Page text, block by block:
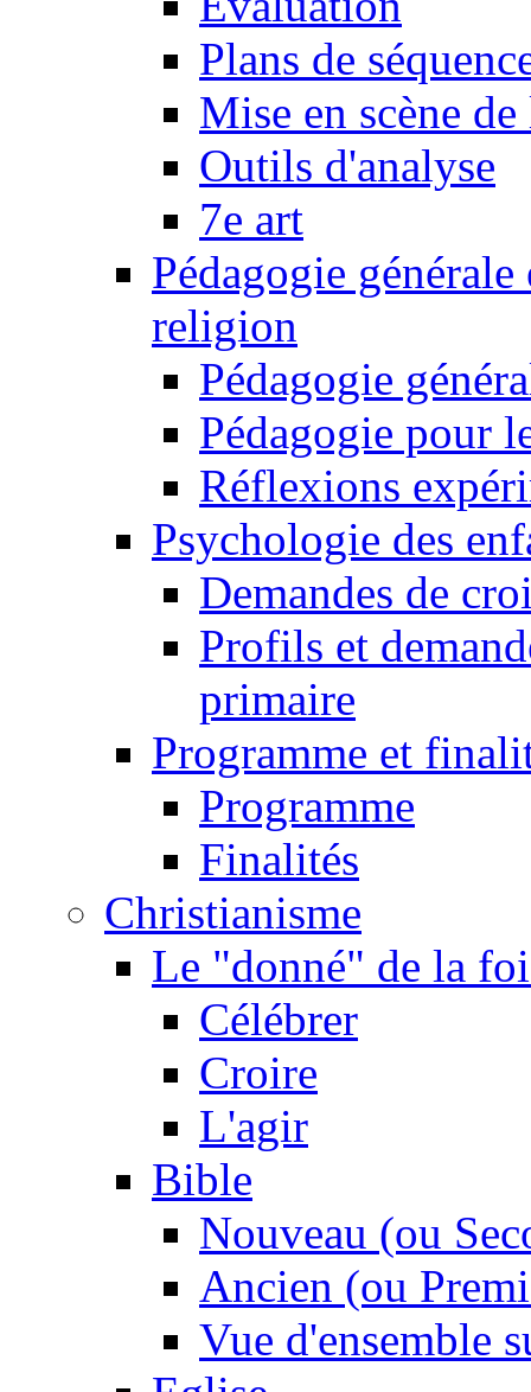
Plans de
Mise en scène
Outils d'analyse
7e art
Pédagogie
religion
Pédagogie
Pédagogie pour
Réflexions
Psychologie des
Demandes de
Profils et
primaire
Programme et
Programme
Finalités
Christianisme
Le "donné" de la
Célébrer
Croire
L'agir
Bible
Nouveau (ou
Ancien (ou
Vue d'ensemble